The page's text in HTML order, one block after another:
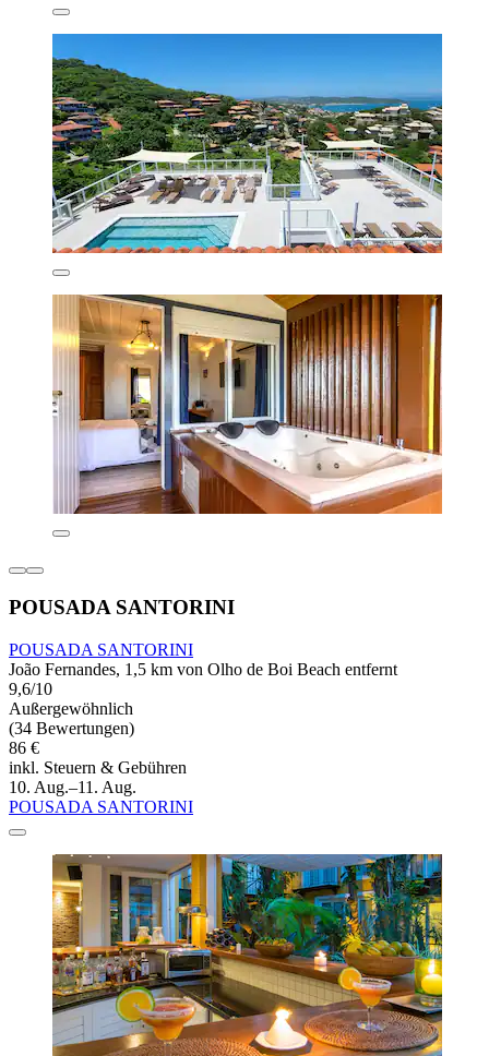
POUSADA SANTORINI
POUSADA SANTORINI
João Fernandes, 1,5 km von Olho de Boi Beach entfernt
9,6/10
Außergewöhnlich
(34 Bewertungen)
86 €
inkl. Steuern & Gebühren
10. Aug.–11. Aug.
POUSADA SANTORINI